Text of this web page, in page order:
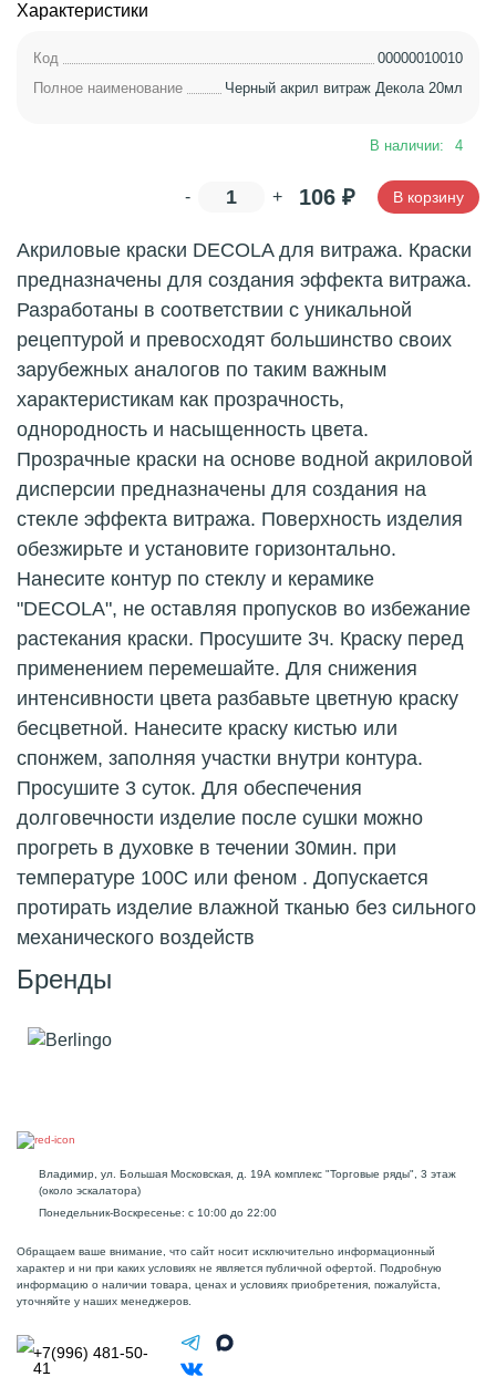
Характеристики
Код
00000010010
Полное наименование
Черный акрил витраж Декола 20мл
В наличии: 4
- + 106 ₽ В корзину
Акриловые краски DECOLA для витража. Краски
предназначены для создания эффекта витража.
Разработаны в соответствии с уникальной
рецептурой и превосходят большинство своих
зарубежных аналогов по таким важным
характеристикам как прозрачность,
однородность и насыщенность цвета.
Прозрачные краски на основе водной акриловой
дисперсии предназначены для создания на
стекле эффекта витража. Поверхность изделия
обезжирьте и установите горизонтально.
Нанесите контур по стеклу и керамике
"DECOLА", не оставляя пропусков во избежание
растекания краски. Просушите 3ч. Краску перед
применением перемешайте. Для снижения
интенсивности цвета разбавьте цветную краску
бесцветной. Нанесите краску кистью или
спонжем, заполняя участки внутри контура.
Просушите 3 суток. Для обеспечения
долговечности изделие после сушки можно
прогреть в духовке в течении 30мин. при
температуре 100С или феном . Допускается
протирать изделие влажной тканью без сильного
механического воздейств
Бренды
Владимир, ул. Большая Московская, д. 19А комплекс "Торговые ряды", 3 этаж
(около эскалатора)
Понедельник-Воскресенье: с 10:00 до 22:00
Обращаем ваше внимание, что сайт носит исключительно информационный
характер и ни при каких условиях не является публичной офертой. Подробную
информацию о наличии товара, ценах и условиях приобретения, пожалуйста,
уточняйте у наших менеджеров.
+7(996) 481-50-
41